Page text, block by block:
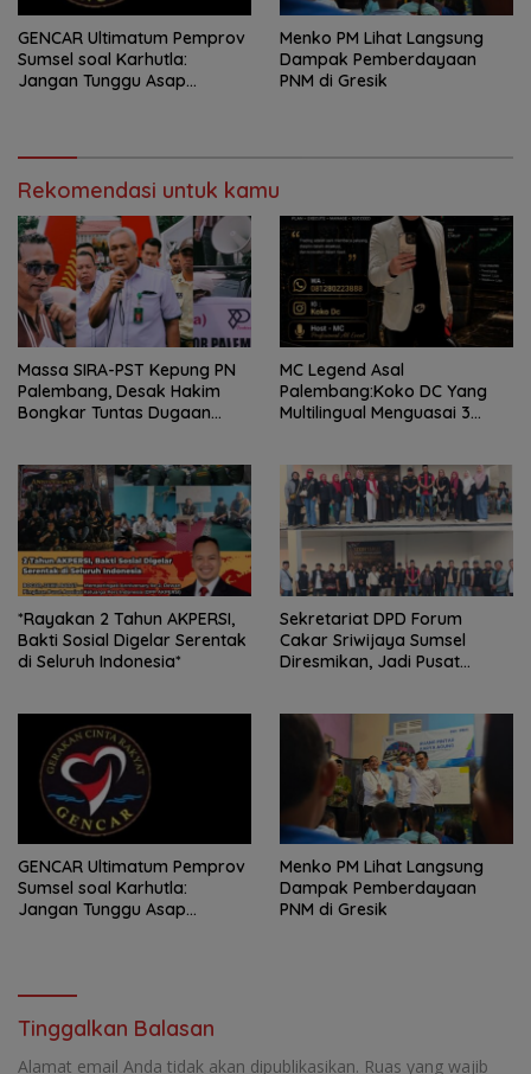
GENCAR Ultimatum Pemprov
Sumsel soal Karhutla:
Jangan Tunggu Asap
Menko PM Lihat Langsung
Dampak Pemberdayaan
PNM di Gresik
Rekomendasi untuk kamu
Massa SIRA-PST Kepung PN
Palembang, Desak Hakim
Bongkar Tuntas Dugaan
MC Legend Asal
Palembang:Koko DC Yang
Multilingual Menguasai 3
Nasional”
*Rayakan 2 Tahun AKPERSI,
Bakti Sosial Digelar Serentak
di Seluruh Indonesia*
Sekretariat DPD Forum
Cakar Sriwijaya Sumsel
Diresmikan, Jadi Pusat
GENCAR Ultimatum Pemprov
Sumsel soal Karhutla:
Jangan Tunggu Asap
Menko PM Lihat Langsung
Dampak Pemberdayaan
PNM di Gresik
Tinggalkan Balasan
Alamat email Anda tidak akan dipublikasikan. Ruas yang wajib